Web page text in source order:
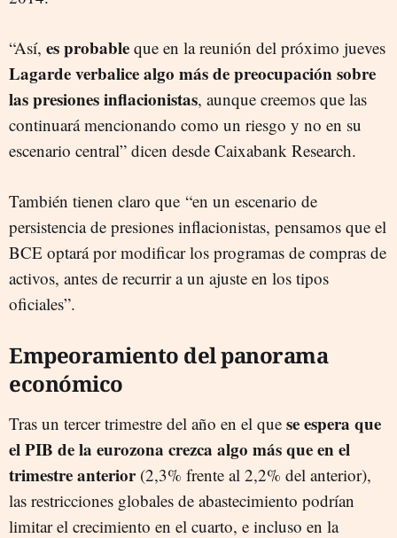
“Así, es probable que en la reunión del próximo jueves
Lagarde verbalice algo más de preocupación sobre
las presiones inflacionistas, aunque creemos que las
continuará mencionando como un riesgo y no en su
escenario central” dicen desde Caixabank Research.
También tienen claro que “en un escenario de
persistencia de presiones inflacionistas, pensamos que el
BCE optará por modificar los programas de compras de
activos, antes de recurrir a un ajuste en los tipos
oficiales”.
Empeoramiento del panorama
económico
Tras un tercer trimestre del año en el que se espera que
el PIB de la eurozona crezca algo más que en el
trimestre anterior(2,3% frente al 2,2% del anterior),
las restricciones globales de abastecimiento podrían
limitar el crecimiento en el cuarto, e incluso en la